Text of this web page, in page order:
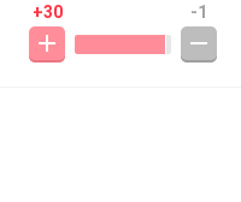
+30 -1